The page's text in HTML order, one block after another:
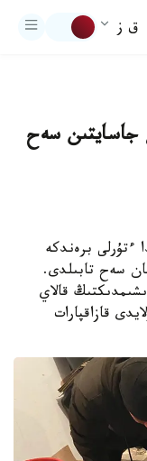
ق ز
جاسايتىن سەح
ءتۇرلى برەندكە
سەح تابىلدى.
قالاي
قازاقپارات